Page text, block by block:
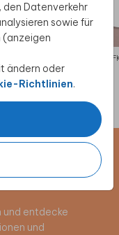
Datenverkehr
sowie für
(anzeigen
ändern oder
Richtlinien.
5 €
und entdecke
und